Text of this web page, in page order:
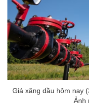
Giá xăng dầu hôm nay
Ảnh